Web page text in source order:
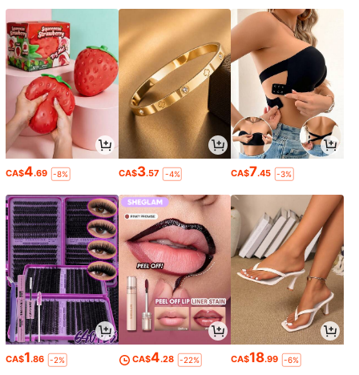
CA$4.69 -8% CA$3.57 -4% CA$7.45 -3%
CA$1.86 -2% CA$4.28 -22% CA$18.99 -6%